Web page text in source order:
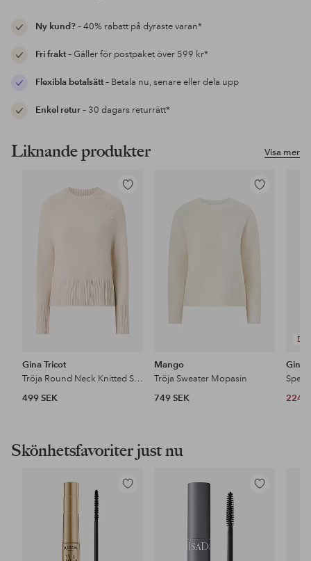
Ny kund?– 40% rabatt på dyraste varan*
Fri frakt– Gäller för postpaket över 599 kr*
Flexibla betalsätt– Betala nu, senare eller dela upp
Enkel retur– 30 dagars returrätt*
Visa mer
Liknande produkter
Lägg
till
Gina Tricot
Tröja Round Neck Knitted Sweater
499 SEK
Lägg
Mango
Tröja Sweater Mopasin
749 SEK
Gina
224
Skönhetsfavoriter just nu
Lägg
Lägg